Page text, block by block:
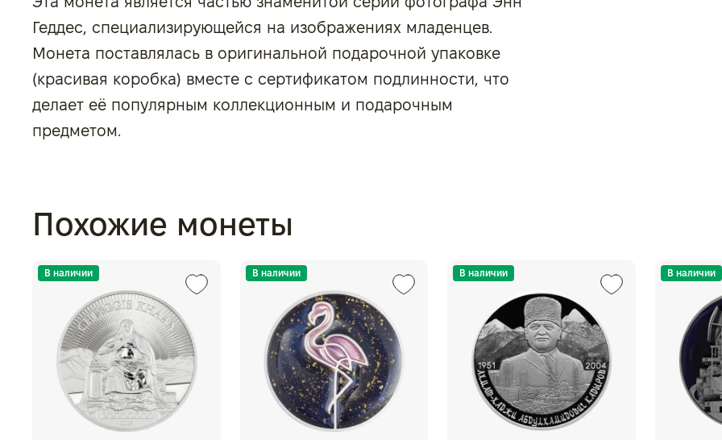
Геддес, специализирующейся на изображениях младенцев.
Монета поставлялась в оригинальной подарочной упаковке
(красивая коробка) вместе с сертификатом подлинности, что
делает её популярным коллекционным и подарочным
предметом.
Похожие монеты
В наличии В наличии В наличии В наличии